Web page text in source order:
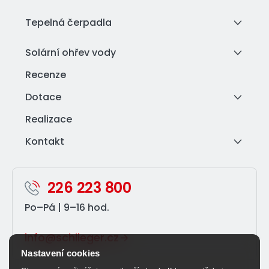
Nastavení cookies
Tepelná čerpadla
Solární ohřev vody
Recenze
Dotace
Realizace
Kontakt
226 223 800
Po–⁠Pá | 9–⁠16 hod.
info@schlieger.cz